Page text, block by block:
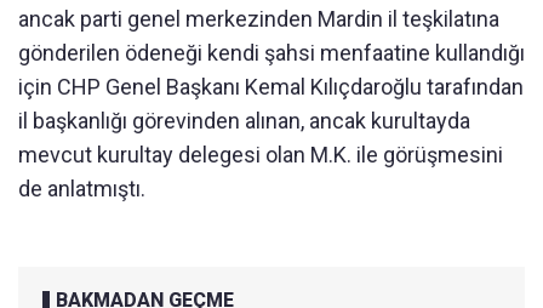
ancak parti genel merkezinden Mardin il teşkilatına
gönderilen ödeneği kendi şahsi menfaatine kullandığı
için CHP Genel Başkanı Kemal Kılıçdaroğlu tarafından
il başkanlığı görevinden alınan, ancak kurultayda
mevcut kurultay delegesi olan M.K. ile görüşmesini
de anlatmıştı.
BAKMADAN GEÇME